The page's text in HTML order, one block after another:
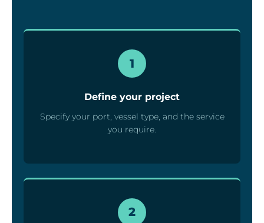
1
Define your project
Specify your port, vessel type, and the service
you require.
2